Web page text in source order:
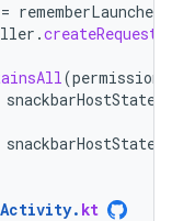
=
.
(permissions
snackbarHostState
snackbarHostState
. kt